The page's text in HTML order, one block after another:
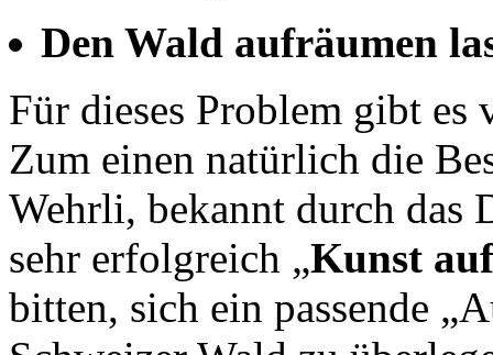
Den Wald aufräumen
Für dieses Problem gibt es
Zum einen natürlich die
Wehrli, bekannt durch das
sehr erfolgreich „Kunst
bitten, sich ein passende